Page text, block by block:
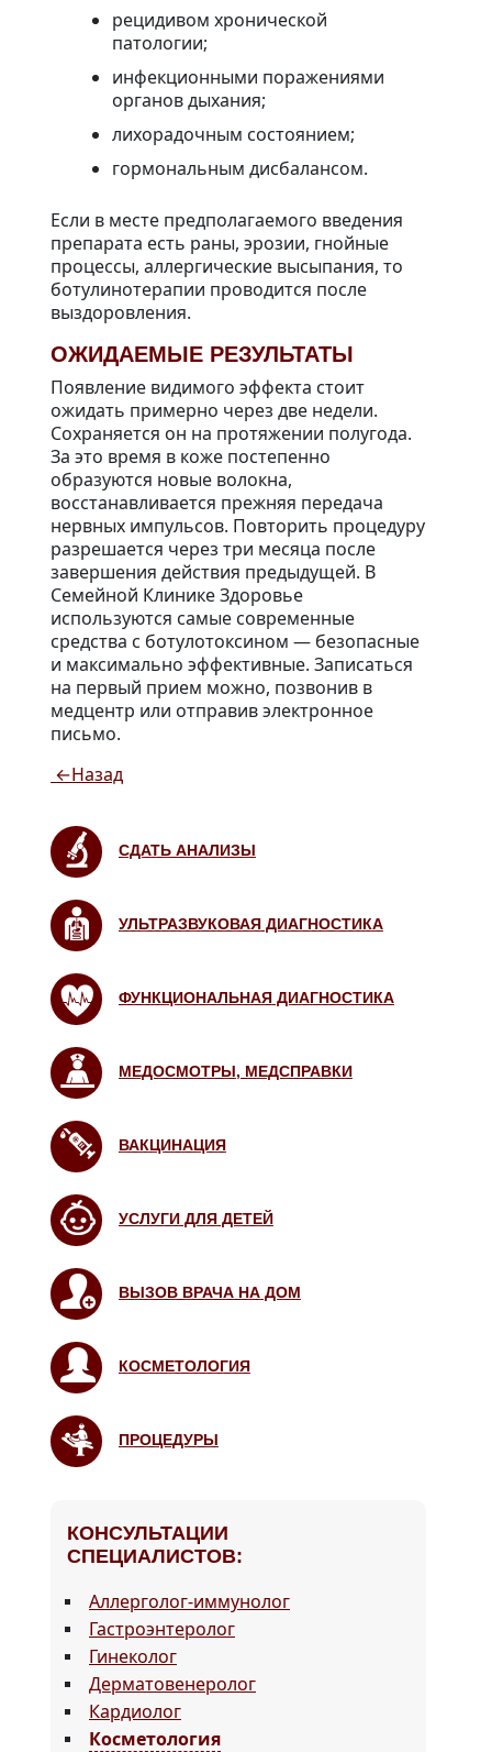
рецидивом хронической
патологии;
инфекционными поражениями
органов дыхания;
лихорадочным состоянием;
гормональным дисбалансом.
Если в месте предполагаемого введения
препарата есть раны, эрозии, гнойные
процессы, аллергические высыпания, то
ботулинотерапии проводится после
выздоровления.
ОЖИДАЕМЫЕ РЕЗУЛЬТАТЫ
Появление видимого эффекта стоит
ожидать примерно через две недели.
Сохраняется он на протяжении полугода.
За это время в коже постепенно
образуются новые волокна,
восстанавливается прежняя передача
нервных импульсов. Повторить процедуру
разрешается через три месяца после
завершения действия предыдущей. В
Семейной Клинике Здоровье
используются самые современные
средства с ботулотоксином — безопасные
и максимально эффективные. Записаться
на первый прием можно, позвонив в
медцентр или отправив электронное
письмо.
←Назад
СДАТЬ АНАЛИЗЫ
УЛЬТРАЗВУКОВАЯ ДИАГНОСТИКА
ФУНКЦИОНАЛЬНАЯ ДИАГНОСТИКА
МЕДОСМОТРЫ, МЕДСПРАВКИ
ВАКЦИНАЦИЯ
УСЛУГИ ДЛЯ ДЕТЕЙ
ВЫЗОВ ВРАЧА НА ДОМ
КОСМЕТОЛОГИЯ
ПРОЦЕДУРЫ
КОНСУЛЬТАЦИИ
СПЕЦИАЛИСТОВ:
Аллерголог-иммунолог
Гастроэнтеролог
Гинеколог
Дерматовенеролог
Кардиолог
Косметология